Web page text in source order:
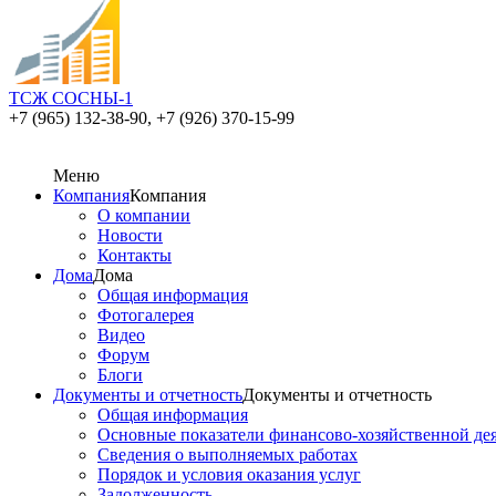
ТСЖ СОСНЫ-1
+7 (965) 132-38-90, +7 (926) 370-15-99
Меню
КомпанияКомпания
О компании
Новости
Контакты
ДомаДома
Общая информация
Фотогалерея
Видео
Форум
Блоги
Документы и отчетностьДокументы и отчетность
Общая информация
Основные показатели финансово-хозяйственной
Сведения о выполняемых работах
Порядок и условия оказания услуг